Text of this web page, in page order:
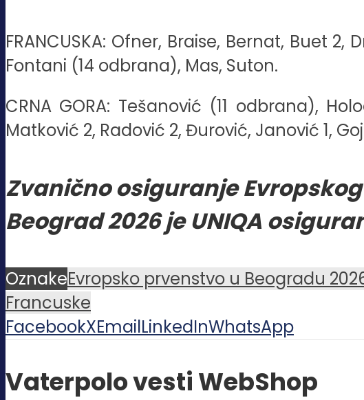
FRANCUSKA: Ofner, Braise, Bernat, Buet
Fontani (14 odbrana), Mas, Suton.
CRNA GORA: Tešanović (11 odbrana),
Matković 2, Radović 2, Đurović, Janović 1,
Zvanično osiguranje
Beograd 2026 je UNIQA
OznakeEvropsko prvenstvo u Beogradu
Francuske
FacebookXEmailLinkedInWhatsApp
Vaterpolo vesti WebShop